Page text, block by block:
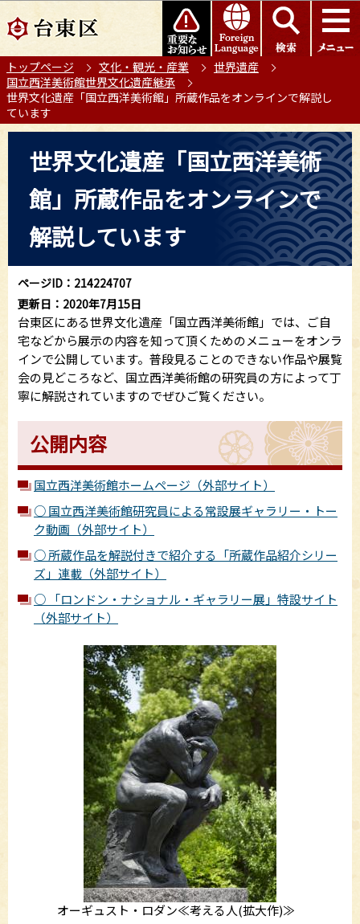
の
ー
ジ
の
先
このページの本文へ移動
トップページ 文化・観光・産業
世界遺産
国立西洋美術館世界文化遺産継承
世界文化遺産「国立西洋美術館」所蔵作品をオンラインで解説し
ています
世界文化遺産「国立西洋美術
館」所蔵作品をオンラインで
解説しています
ページID：214224707
更新日：2020年7月15日
台東区にある世界文化遺産「国立西洋美術館」では、ご自
宅などから展示の内容を知って頂くためのメニューをオンラ
インで公開しています。普段見ることのできない作品や展覧
会の見どころなど、国立西洋美術館の研究員の方によって丁
寧に解説されていますのでぜひご覧ください。
公開内容
国立西洋美術館ホームページ（外部サイト）
○ 国立西洋美術館研究員による常設展ギャラリー・トー
ク動画（外部サイト）
○ 所蔵作品を解説付きで紹介する「所蔵作品紹介シリー
ズ」連載（外部サイト）
○ 「ロンドン・ナショナル・ギャラリー展」特設サイト
（外部サイト）
オーギュスト・ロダン≪考える人(拡大作)≫